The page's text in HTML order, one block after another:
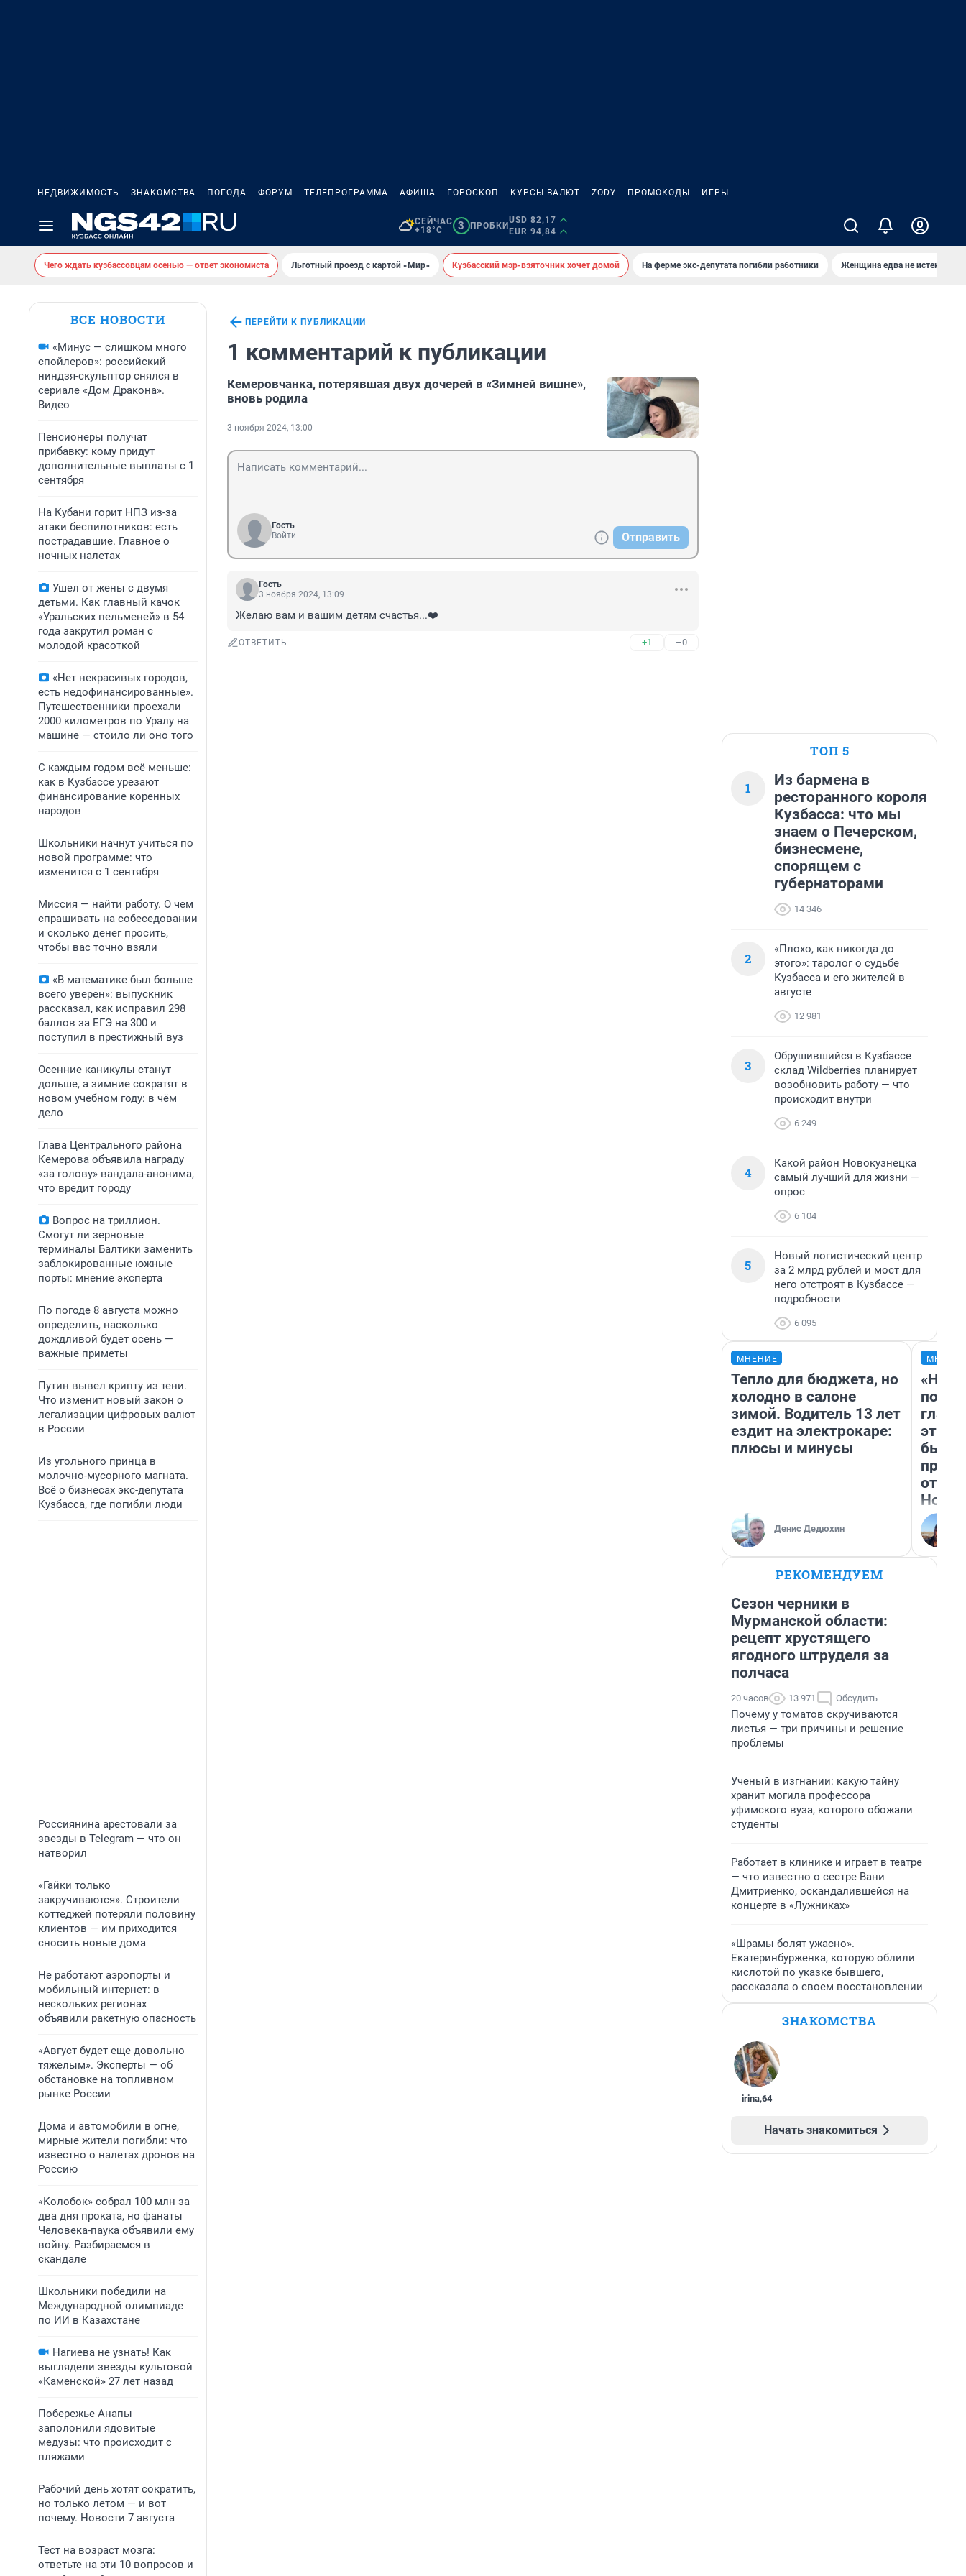
НЕДВИЖИМОСТЬ ЗНАКОМСТВА ПОГОДА ФОРУМ ТЕЛЕПРОГРАММА АФИША ГОРОСКОП КУРСЫ ВАЛЮТ ZODY ПРОМОКОДЫ ИГРЫ
СЕЙЧАС
+18°C
3 ПРОБКИ
USD 82,17
EUR 94,84
Чего ждать кузбассовцам осенью — ответ экономиста Льготный проезд с картой «Мир» Кузбасский мэр-взяточник хочет домой На ферме экс-депутата погибли работники Женщина едва не истекла
ВСЕ НОВОСТИ
«Минус — слишком много
спойлеров»: российский
ниндзя-скульптор снялся в
сериале «Дом Дракона».
Видео
Пенсионеры получат
прибавку: кому придут
дополнительные выплаты с 1
сентября
На Кубани горит НПЗ из-за
атаки беспилотников: есть
пострадавшие. Главное о
ночных налетах
Ушел от жены с двумя
детьми. Как главный качок
«Уральских пельменей» в 54
года закрутил роман с
молодой красоткой
«Нет некрасивых городов,
есть недофинансированные».
Путешественники проехали
2000 километров по Уралу на
машине — стоило ли оно того
С каждым годом всё меньше:
как в Кузбассе урезают
финансирование коренных
народов
Школьники начнут учиться по
новой программе: что
изменится с 1 сентября
Миссия — найти работу. О чем
спрашивать на собеседовании
и сколько денег просить,
чтобы вас точно взяли
«В математике был больше
всего уверен»: выпускник
рассказал, как исправил 298
баллов за ЕГЭ на 300 и
поступил в престижный вуз
Осенние каникулы станут
дольше, а зимние сократят в
новом учебном году: в чём
дело
Глава Центрального района
Кемерова объявила награду
«за голову» вандала-анонима,
что вредит городу
Вопрос на триллион.
Смогут ли зерновые
терминалы Балтики заменить
заблокированные южные
порты: мнение эксперта
По погоде 8 августа можно
определить, насколько
дождливой будет осень —
важные приметы
Путин вывел крипту из тени.
Что изменит новый закон о
легализации цифровых валют
в России
Из угольного принца в
молочно-мусорного магната.
Всё о бизнесах экс-депутата
Кузбасса, где погибли люди
Россиянина арестовали за
звезды в Telegram — что он
натворил
«Гайки только
закручиваются». Строители
коттеджей потеряли половину
клиентов — им приходится
сносить новые дома
Не работают аэропорты и
мобильный интернет: в
нескольких регионах
объявили ракетную опасность
«Август будет еще довольно
тяжелым». Эксперты — об
обстановке на топливном
рынке России
Дома и автомобили в огне,
мирные жители погибли: что
известно о налетах дронов на
Россию
«Колобок» собрал 100 млн за
два дня проката, но фанаты
Человека-паука объявили ему
войну. Разбираемся в
скандале
Школьники победили на
Международной олимпиаде
по ИИ в Казахстане
Нагиева не узнать! Как
выглядели звезды культовой
«Каменской» 27 лет назад
Побережье Анапы
заполонили ядовитые
медузы: что происходит с
пляжами
Рабочий день хотят сократить,
но только летом — и вот
почему. Новости 7 августа
Тест на возраст мозга:
ответьте на эти 10 вопросов и
ПЕРЕЙТИ К ПУБЛИКАЦИИ
1 комментарий к публикации
Кемеровчанка, потерявшая двух дочерей в «Зимней вишне»,
вновь родила
3 ноября 2024, 13:00
Гость
Войти
Отправить
Гость
3 ноября 2024, 13:09
Желаю вам и вашим детям счастья...❤️
ОТВЕТИТЬ +1 –0
ТОП 5
1
Из бармена в
ресторанного короля
Кузбасса: что мы
знаем о Печерском,
бизнесмене,
спорящем с
губернаторами
14 346
2
«Плохо, как никогда до
этого»: таролог о судьбе
Кузбасса и его жителей в
августе
12 981
3
Обрушившийся в Кузбассе
склад Wildberries планирует
возобновить работу — что
происходит внутри
6 249
4
Какой район Новокузнецка
самый лучший для жизни —
опрос
6 104
5
Новый логистический центр
за 2 млрд рублей и мост для
него отстроят в Кузбассе —
подробности
6 095
МНЕНИЕ
Тепло для бюджета, но
холодно в салоне
зимой. Водитель 13 лет
ездит на электрокаре:
плюсы и минусы
Денис Дедюхин
этого
бьет
РЕКОМЕНДУЕМ
Сезон черники в
Мурманской области:
рецепт хрустящего
ягодного штруделя за
полчаса
20 часов 13 971 Обсудить
Почему у томатов скручиваются
листья — три причины и решение
проблемы
Ученый в изгнании: какую тайну
хранит могила профессора
уфимского вуза, которого обожали
студенты
Работает в клинике и играет в театре
— что известно о сестре Вани
Дмитриенко, оскандалившейся на
концерте в «Лужниках»
«Шрамы болят ужасно».
Екатеринбурженка, которую облили
кислотой по указке бывшего,
рассказала о своем восстановлении
ЗНАКОМСТВА
irina,64
Начать знакомиться